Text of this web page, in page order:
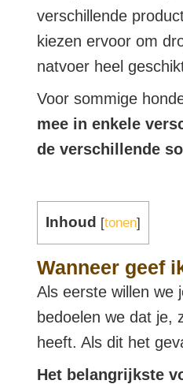
verschillende
kiezen ervoor om
natvoer heel
Voor sommige
mee in enkele
de verschillende
Inhoud [tonen]
Wanneer geef
Als eerste willen we
bedoelen we dat je,
heeft. Als dit het
Het belangrijkste